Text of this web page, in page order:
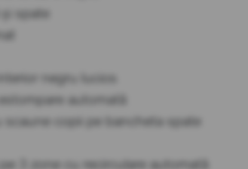
spate
negru lucios
automată
scaune copii pe bancheta spate
pe 3 zone cu recirculare automată